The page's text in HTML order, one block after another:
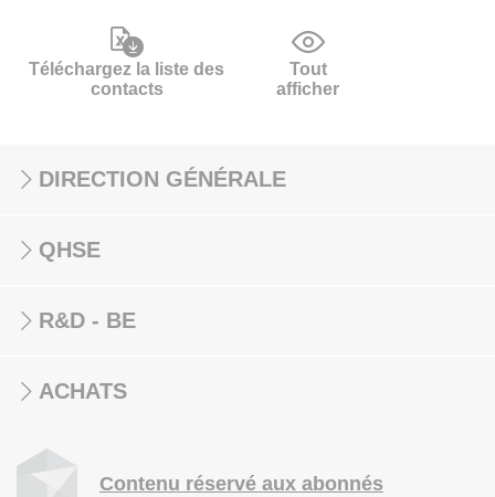
Téléchargez la liste des
contacts
Tout
afficher
DIRECTION GÉNÉRALE
QHSE
R&D - BE
ACHATS
Contenu réservé aux abonnés